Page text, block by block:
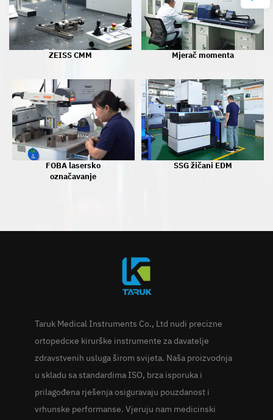
ZEISS CMM Mjerač momenta
FOBA lasersko
označavanje
SSG žičani EDM
Taruk Medical Instruments Co., Ltd nudi precizne
ortopedске kirurške instrumente za davatelje
zdravstvenih usluga širom svijeta. Naša proizvodnja
u skladu sa standardima ISO, brza isporuka i
prilagođena rješenja osiguravaju pouzdanost i
vrhunske performanse. Vjeruju nam medicinski